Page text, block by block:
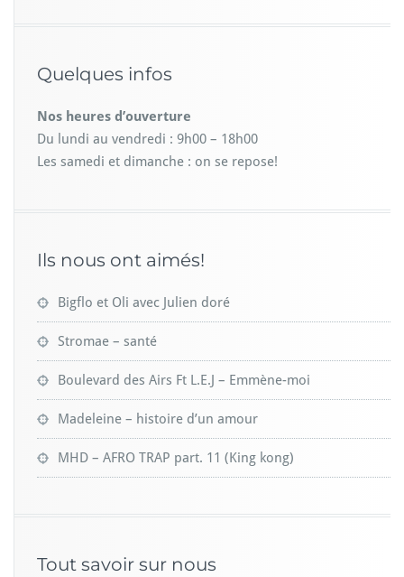
Quelques infos
Nos heures d’ouverture
Du lundi au vendredi : 9h00 – 18h00
Les samedi et dimanche : on se repose!
Ils nous ont aimés!
Bigflo et Oli avec Julien doré
Stromae – santé
Boulevard des Airs Ft L.E.J – Emmène-moi
Madeleine – histoire d’un amour
MHD – AFRO TRAP part. 11 (King kong)
Tout savoir sur nous